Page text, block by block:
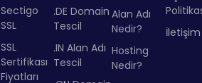
Sectigo
SSL
SSL
Sertifikası
Fiyatları
.DE Domain
Tescil
.IN Alan Adı
Tescil
Alan Adı
Nedir?
Hosting
Nedir?
İletişim